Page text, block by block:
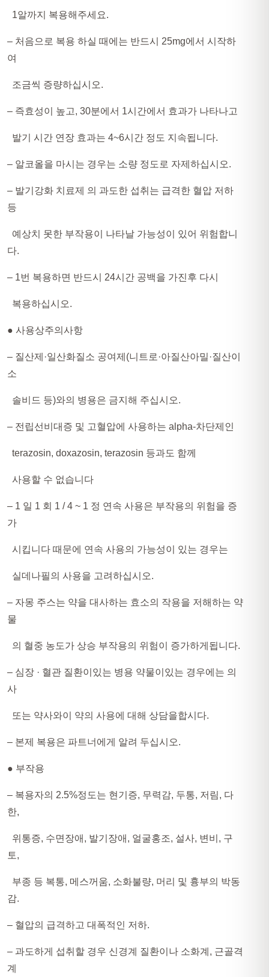
1알까지 복용해주세요.
– 처음으로 복용 하실 때에는 반드시 25mg에서 시작하
여
조금씩 증량하십시오.
– 즉효성이 높고, 30분에서 1시간에서 효과가 나타나고
발기 시간 연장 효과는 4~6시간 정도 지속됩니다.
– 알코올을 마시는 경우는 소량 정도로 자제하십시오.
– 발기강화 치료제 의 과도한 섭취는 급격한 혈압 저하
등
예상치 못한 부작용이 나타날 가능성이 있어 위험합니
다.
– 1번 복용하면 반드시 24시간 공백을 가진후 다시
복용하십시오.
● 사용상주의사항​
– 질산제·일산화질소 공여제(니트로·아질산아밀·질산이
소
솔비드 등)와의 병용은 금지해 주십시오.
– 전립선비대증 및 고혈압에 사용하는 alpha-차단제인
terazosin, doxazosin, terazosin 등과도 함께
사용할 수 없습니다
– 1 일 1 회 1 / 4 ~ 1 정 연속 사용은 부작용의 위험을 증
가
시킵니다 때문에 연속 사용의 가능성이 있는 경우는
실데나필의 사용을 고려하십시오.
– 자몽 주스는 약을 대사하는 효소의 작용을 저해하는 약
물
의 혈중 농도가 상승 부작용의 위험이 증가하게됩니다.
– 심장 · 혈관 질환이있는 병용 약물이있는 경우에는 의
사
또는 약사와이 약의 사용에 대해 상담을합시다.
– 본제 복용은 파트너에게 알려 두십시오.
● 부작용​
– 복용자의 2.5%정도는 현기증, 무력감, 두통, 저림, 다
한,
위통증, 수면장애, 발기장애, 얼굴홍조, 설사, 변비, 구
토,
부종 등 복통, 메스꺼움, 소화불량, 머리 및 흉부의 박동
감.
– 혈압의 급격하고 대폭적인 저하.
– 과도하게 섭취할 경우 신경계 질환이나 소화계, 근골격
계